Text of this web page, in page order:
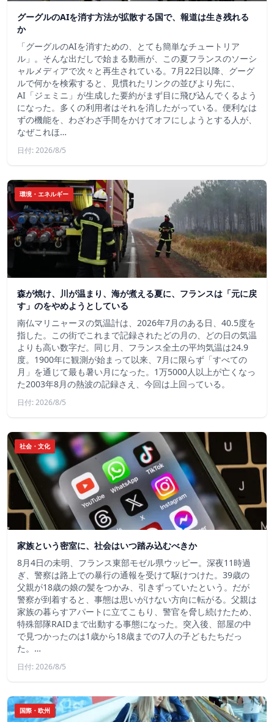
グーグルのAIを消す方法が拡散する国で、報道は生き残れる
か
「グーグルのAIを消すための、とても簡単なチュートリア
ル」。そんな出だしで始まる動画が、この夏フランスのソーシ
ャルメディアで次々と再生されている。7月22日以降、グーグ
ルで何かを検索すると、見慣れたリンクの並びより先に、
AI「ジェミニ」が生成した要約がまず目に飛び込んでくるよう
になった。多くの利用者はそれを消したがっている。便利なは
ずの機能を、わざわざ手間をかけてオフにしようとする人が、
なぜこれほ…
日付: 2026/8/5
環境・エネルギー
森が焼け、川が温まり、海が煮える夏に、フランスは「元に戻
す」のをやめようとしている
南仏マリニャーヌの気温計は、2026年7月のある日、40.5度を
指した。この街でこれまで記録されたどの月の、どの日の気温
よりも高い数字だ。同じ月、フランス全土の平均気温は24.9
度。1900年に観測が始まって以来、7月に限らず「すべての
月」を通じて最も暑い月になった。1万5000人以上が亡くなっ
た2003年8月の熱波の記録さえ、今回は上回っている。
日付: 2026/8/5
社会・文化
家族という密室に、社会はいつ踏み込むべきか
8月4日の未明、フランス東部モゼル県ウッピー。深夜11時過
ぎ、警察は路上での暴行の通報を受けて駆けつけた。39歳の
父親が18歳の娘の髪をつかみ、引きずっていたという。だが
警察が到着すると、事態は思いがけない方向に転がる。父親は
家族の暮らすアパートに立てこもり、警官を脅し続けたため、
特殊部隊RAIDまで出動する事態になった。突入後、部屋の中
で見つかったのは1歳から18歳までの7人の子どもたちだっ
た。…
日付: 2026/8/5
国際・欧州